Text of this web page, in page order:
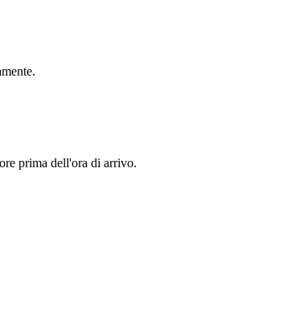
prima dell'ora di arrivo.